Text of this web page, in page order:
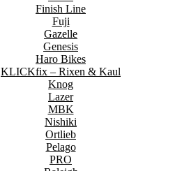
Finish Line
Fuji
Gazelle
Genesis
Haro Bikes
KLICKfix – Rixen & Kaul
Knog
Lazer
MBK
Nishiki
Ortlieb
Pelago
PRO